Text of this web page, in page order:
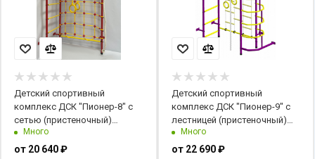
Детский спортивный
комплекс ДСК "Пионер-8" с
сетью (пристеночный)
красный-желтый
Много
от 20 640 ₽
Детский спортивный
комплекс ДСК "Пионер-9" с
лестницей (пристеночный)
пурпурный-желтый
Много
от 22 690 ₽